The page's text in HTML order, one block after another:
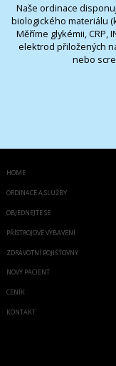
Naše ordinace
biologického materiálu
Měříme glykémii, CRP,
elektrod přiložených
nebo
HOME
ORDINACE A SLUŽBY
OBJEDNEJTE SE
PŘÍSTROJOVÉ VYBAVENÍ
ZDRAVOTNÍ POJIŠŤOVNY
NOVÝ PACIENT
CENÍK
KONTAKT